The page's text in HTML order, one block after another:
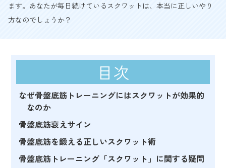
ます。あなたが毎日続けているスクワットは、本当に正しいやり
方なのでしょうか？
目次
なぜ骨盤底筋トレーニングにはスクワットが効果的
なのか
骨盤底筋衰えサイン
骨盤底筋を鍛える正しいスクワット術
骨盤底筋トレーニング「スクワット」に関する疑問